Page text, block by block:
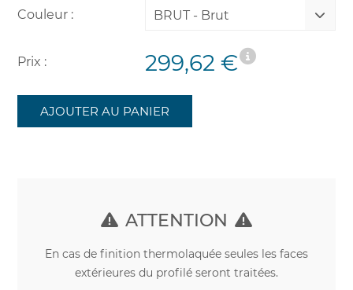
Couleur : BRUT - Brut
Prix : 299,62 €
AJOUTER AU PANIER
ATTENTION
En cas de finition thermolaquée seules les faces
extérieures du profilé seront traitées.